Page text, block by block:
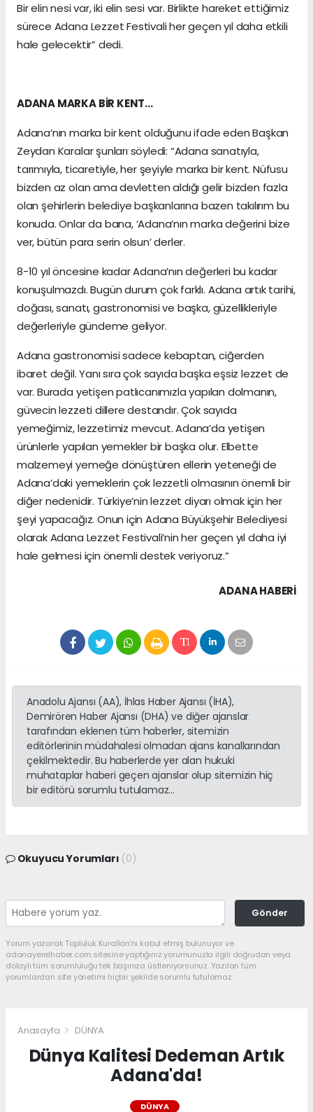
Bir elin nesi var, iki elin sesi var. Birlikte hareket ettiğimiz
sürece Adana Lezzet Festivali her geçen yıl daha etkili
hale gelecektir” dedi.
ADANA MARKA BİR KENT…
Adana’nın marka bir kent olduğunu ifade eden Başkan
Zeydan Karalar şunları söyledi: “Adana sanatıyla,
tarımıyla, ticaretiyle, her şeyiyle marka bir kent. Nüfusu
bizden az olan ama devletten aldığı gelir bizden fazla
olan şehirlerin belediye başkanlarına bazen takılırım bu
konuda. Onlar da bana, ‘Adana’nın marka değerini bize
ver, bütün para serin olsun’ derler.
8-10 yıl öncesine kadar Adana’nın değerleri bu kadar
konuşulmazdı. Bugün durum çok farklı. Adana artık tarihi,
doğası, sanatı, gastronomisi ve başka, güzellikleriyle
değerleriyle gündeme geliyor.
Adana gastronomisi sadece kebaptan, ciğerden
ibaret değil. Yanı sıra çok sayıda başka eşsiz lezzet de
var. Burada yetişen patlıcanımızla yapılan dolmanın,
güvecin lezzeti dillere destandır. Çok sayıda
yemeğimiz, lezzetimiz mevcut. Adana’da yetişen
ürünlerle yapılan yemekler bir başka olur. Elbette
malzemeyi yemeğe dönüştüren ellerin yeteneği de
Adana’daki yemeklerin çok lezzetli olmasının önemli bir
diğer nedenidir. Türkiye’nin lezzet diyarı olmak için her
şeyi yapacağız. Onun için Adana Büyükşehir Belediyesi
olarak Adana Lezzet Festivali’nin her geçen yıl daha iyi
hale gelmesi için önemli destek veriyoruz.”
ADANA HABERİ
Anadolu Ajansı (AA), İhlas Haber Ajansı (İHA),
Demirören Haber Ajansı (DHA) ve diğer ajanslar
tarafından eklenen tüm haberler, sitemizin
editörlerinin müdahalesi olmadan ajans kanallarından
çekilmektedir. Bu haberlerde yer alan hukuki
muhataplar haberi geçen ajanslar olup sitemizin hiç
bir editörü sorumlu tutulamaz...
Okuyucu Yorumları (0)
Gönder
Yorum yazarak Topluluk Kuralları’nı kabul etmiş bulunuyor ve
adanayerelhaber.com sitesine yaptığınız yorumunuzla ilgili doğrudan veya
dolaylı tüm sorumluluğu tek başınıza üstleniyorsunuz. Yazılan tüm
yorumlardan site yönetimi hiçbir şekilde sorumlu tutulamaz.
Anasayfa DÜNYA
Dünya Kalitesi Dedeman Artık
Adana'da!
DÜNYA